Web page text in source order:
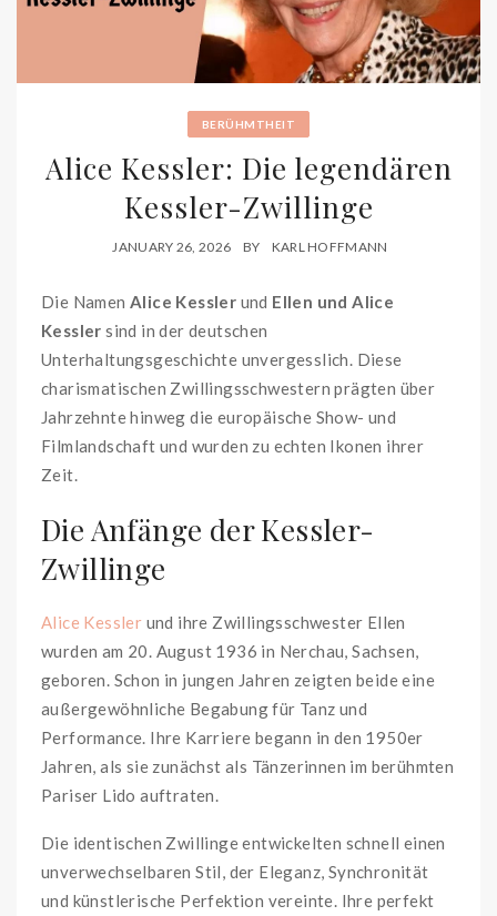
BERÜHMTHEIT
Alice Kessler: Die legendären
Kessler-Zwillinge
JANUARY 26, 2026 BY KARL HOFFMANN
Die Namen Alice Kessler und Ellen und Alice
Kessler sind in der deutschen
Unterhaltungsgeschichte unvergesslich. Diese
charismatischen Zwillingsschwestern prägten über
Jahrzehnte hinweg die europäische Show- und
Filmlandschaft und wurden zu echten Ikonen ihrer
Zeit.
Die Anfänge der Kessler-
Zwillinge
Alice Kessler und ihre Zwillingsschwester Ellen
wurden am 20. August 1936 in Nerchau, Sachsen,
geboren. Schon in jungen Jahren zeigten beide eine
außergewöhnliche Begabung für Tanz und
Performance. Ihre Karriere begann in den 1950er
Jahren, als sie zunächst als Tänzerinnen im berühmten
Pariser Lido auftraten.
Die identischen Zwillinge entwickelten schnell einen
unverwechselbaren Stil, der Eleganz, Synchronität
und künstlerische Perfektion vereinte. Ihre perfekt